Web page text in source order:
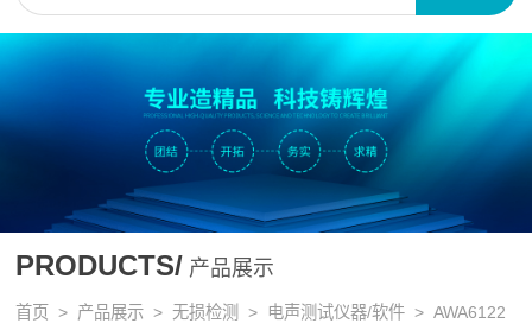
PRODUCTS/ 产品展示
首页 > 产品展示 >无损检测 > 电声测试仪器/软件 > AWA6122